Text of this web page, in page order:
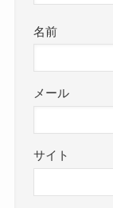
名前
メール
サイト